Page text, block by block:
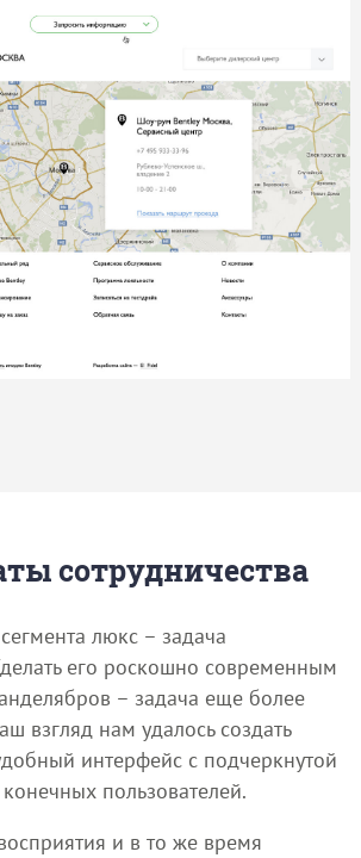
сотрудничества
люкс – задача
его роскошно современным
– задача еще более
взгляд нам удалось создать
интерфейс с подчеркнутой
конечных пользователей.
и в то же время